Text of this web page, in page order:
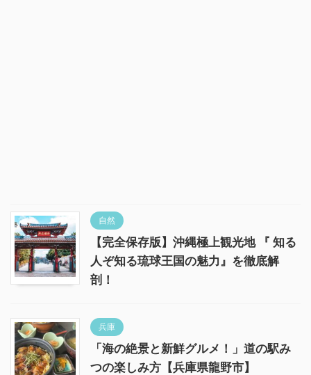
自然
【完全保存版】沖縄極上観光地 『 知る
人ぞ知る琉球王国の魅力』を徹底解
剖！
兵庫
「海の絶景と新鮮グルメ！」道の駅み
つの楽しみ方【兵庫県龍野市】